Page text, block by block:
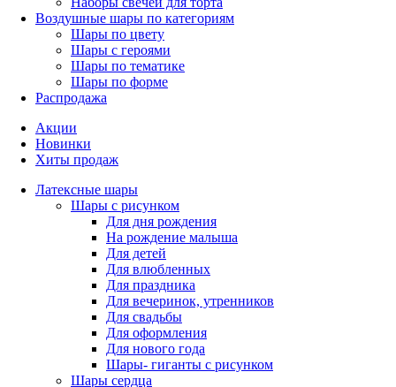
Воздушные шары по категориям
Шары по цвету
Шары с героями
Шары по тематике
Шары по форме
Распродажа
Акции
Новинки
Хиты продаж
Латексные шары
Шары с рисунком
Для дня рождения
На рождение малыша
Для детей
Для влюбленных
Для праздника
Для вечеринок, утренников
Для свадьбы
Для оформления
Для нового года
Шары- гиганты с рисунком
Шары сердца